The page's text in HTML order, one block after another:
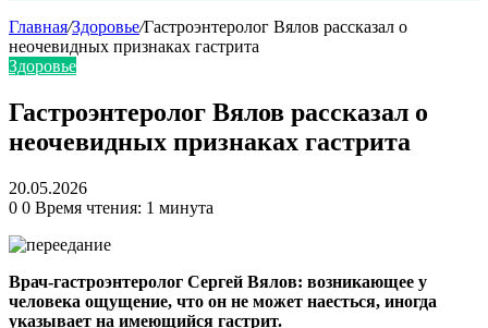
Главная/Здоровье/Гастроэнтеролог Вялов рассказал о
неочевидных признаках гастрита
Здоровье
Гастроэнтеролог Вялов рассказал о
неочевидных признаках гастрита
20.05.2026
0 0 Время чтения: 1 минута
Врач-гастроэнтеролог Сергей Вялов: возникающее у
человека ощущение, что он не может наесться, иногда
указывает на имеющийся гастрит.